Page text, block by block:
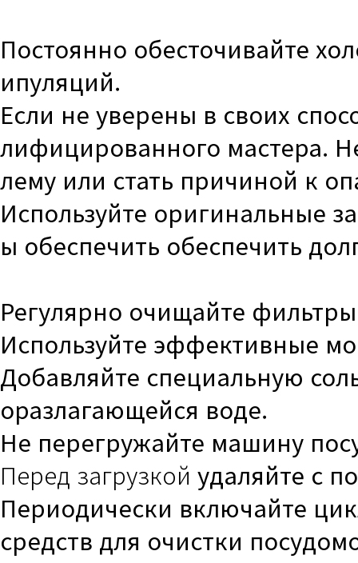
Постоянно обесточивайте
ипуляций.
Если не уверены в своих
лифицированного мастера.
лему или стать причиной к
Используйте оригинальные
ы обеспечить обеспечить
Регулярно очищайте
Используйте эффективные
Добавляйте специальную
оразлагающейся воде.
Не перегружайте машину
Перед загрузкой удаляйте с
Периодически включайте
средств для очистки